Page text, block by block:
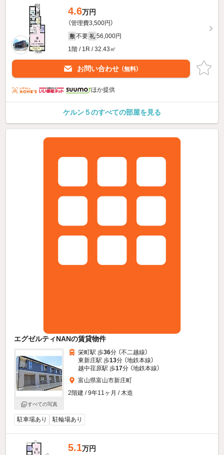
4.6万円
（管理費3,500円）
敷 不要 礼 56,000円
1階 / 1R / 32.43㎡
お問い合わせ （無料）
ほか提供
ケルン５のすべての部屋を見る
エグゼルティNANの賃貸物件
すべての写真
栄町駅 歩36分 （不二越線）
東新庄駅 歩13分 （地鉄本線）
越中荏原駅 歩17分 （地鉄本線）
富山県富山市新庄町
2階建 / 9年11ヶ月 / 木造
駐車場あり 駐輪場あり
5.1万円